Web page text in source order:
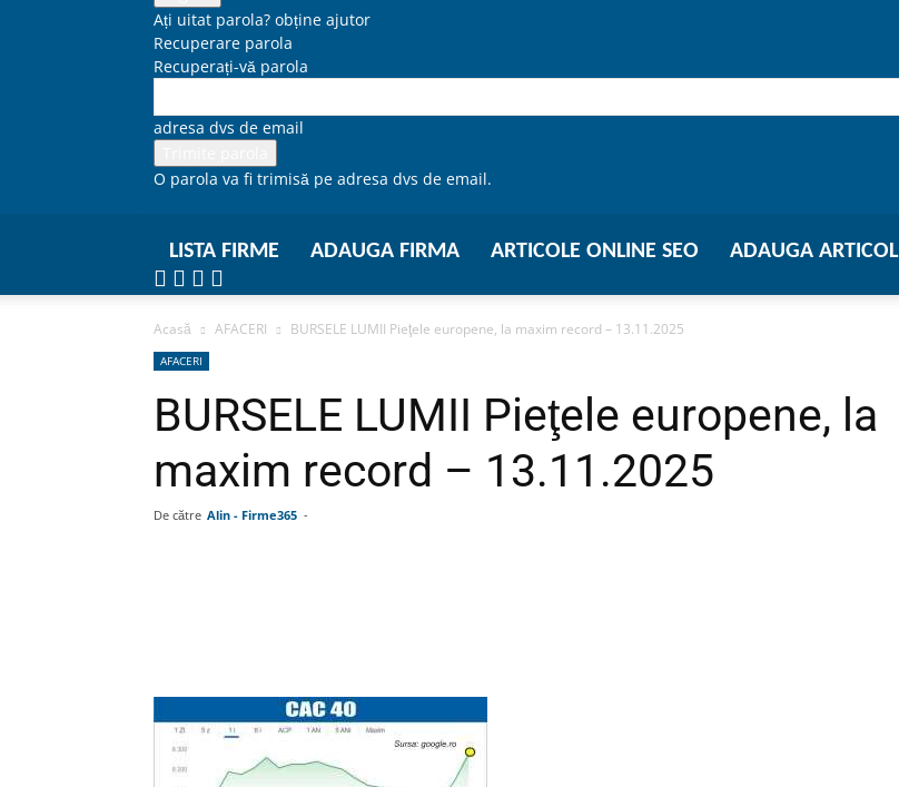
Ați uitat parola? obține ajutor
Recuperare parola
Recuperați-vă parola
adresa dvs de email
O parola va fi trimisă pe adresa dvs de email.
LISTA FIRME ADAUGA FIRMA ARTICOLE ONLINE SEO ADAUGA ARTICOL
Acasă AFACERI BURSELE LUMII Pieţele europene, la maxim record – 13.11.2025
AFACERI
BURSELE LUMII Pieţele europene, la
maxim record – 13.11.2025
De către Alin - Firme365 -